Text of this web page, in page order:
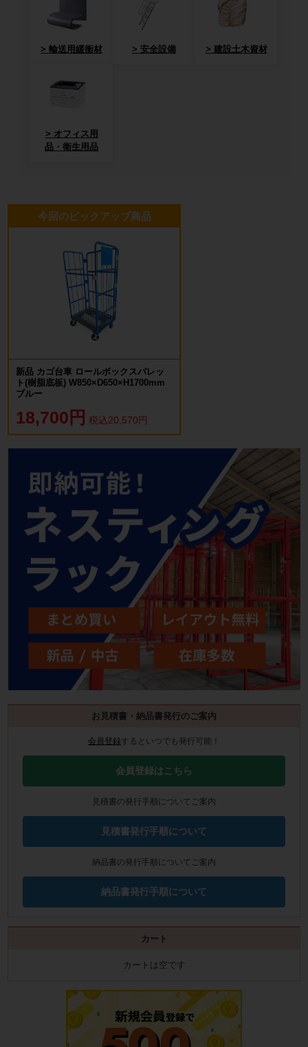
輸送用緩衝材 安全設備 建設土木資材
オフィス用
品・衛生用品
今回のピックアップ商品
新品 カゴ台車 ロールボックスパレッ
ト(樹脂底板) W850×D650×H1700mm
ブルー
18,700円 税込20,570円
お見積書・納品書発行のご案内
会員登録するといつでも発行可能！
会員登録はこちら
見積書の発行手順についてご案内
見積書発行手順について
納品書の発行手順についてご案内
納品書発行手順について
カート
カートは空です